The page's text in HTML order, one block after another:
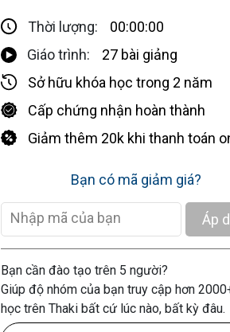
Thời lượng:
00:00:00
Giáo trình:
27 bài giảng
Sở hữu khóa học trong 2 năm
Cấp chứng nhận hoàn thành
Giảm thêm 20k khi thanh toán
Bạn có mã giảm giá?
Áp
Bạn cần đào tạo trên 5 người?
Giúp độ nhóm của bạn truy cập hơn
học trên Thaki bất cứ lúc nào, bất kỳ đâu.